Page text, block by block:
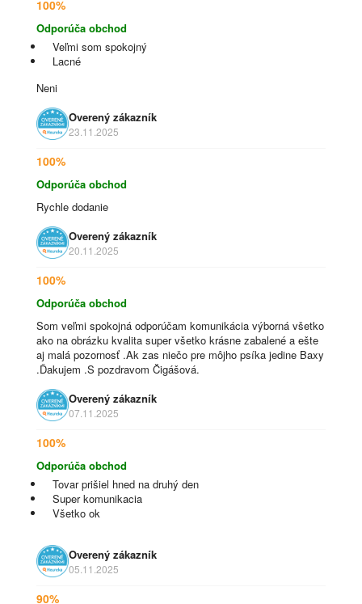
100%
Odporúča obchod
Veľmi som spokojný
Lacné
Neni
Overený zákazník
23.11.2025
100%
Odporúča obchod
Rychle dodanie
Overený zákazník
20.11.2025
100%
Odporúča obchod
Som veľmi spokojná odporúčam komunikácia výborná všetko
ako na obrázku kvalita super všetko krásne zabalené a ešte
aj malá pozornosť .Ak zas niečo pre môjho psíka jedine Baxy
.Ďakujem .S pozdravom Čigášová.
Overený zákazník
07.11.2025
100%
Odporúča obchod
Tovar prišiel hned na druhý den
Super komunikacia
Všetko ok
Overený zákazník
05.11.2025
90%